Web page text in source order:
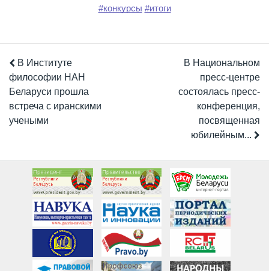
#конкурсы #итоги
В Институте
философии НАН
Беларуси прошла
встреча с иранскими
учеными
В Национальном
пресс-центре
состоялась пресс-
конференция,
посвященная
юбилейным...